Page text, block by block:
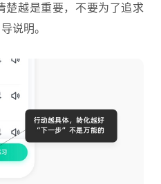
楚越是重要，不要为了追求
说明。